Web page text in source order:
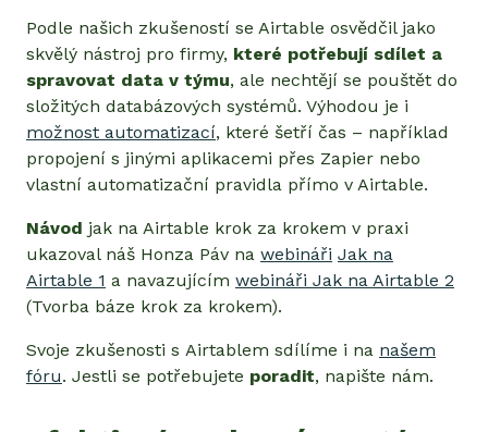
Podle našich zkušeností se Airtable osvědčil jako
skvělý nástroj pro firmy, které potřebují sdílet a
spravovat data v týmu, ale nechtějí se pouštět do
složitých databázových systémů. Výhodou je i
možnost automatizací, které šetří čas – například
propojení s jinými aplikacemi přes Zapier nebo
vlastní automatizační pravidla přímo v Airtable.
Návod jak na Airtable krok za krokem v praxi
ukazoval náš Honza Páv na webináři Jak na
Airtable 1 a navazujícím webináři Jak na Airtable 2
(Tvorba báze krok za krokem).
Svoje zkušenosti s Airtablem sdílíme i na našem
fóru. Jestli se potřebujete poradit, napište nám.